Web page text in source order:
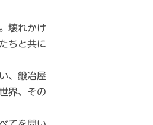
壊れかけ
ちと共に
、鍛冶屋
界、その